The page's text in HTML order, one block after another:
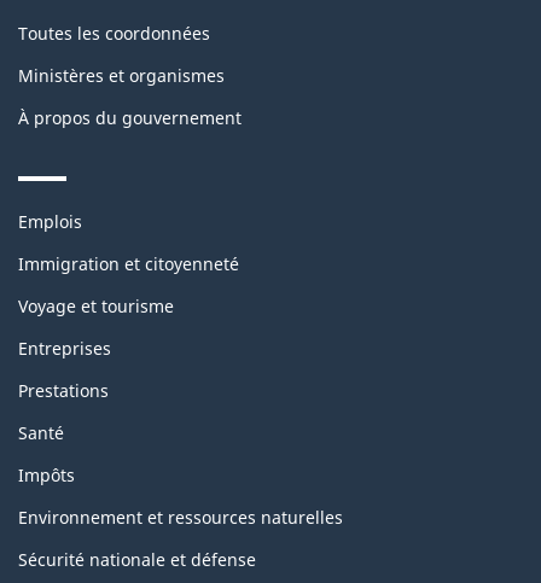
Toutes les coordonnées
Ministères et organismes
À propos du gouvernement
Themes
topics
Emplois
Immigration et citoyenneté
Voyage et tourisme
Entreprises
Prestations
Santé
Impôts
Environnement et ressources naturelles
Sécurité nationale et défense